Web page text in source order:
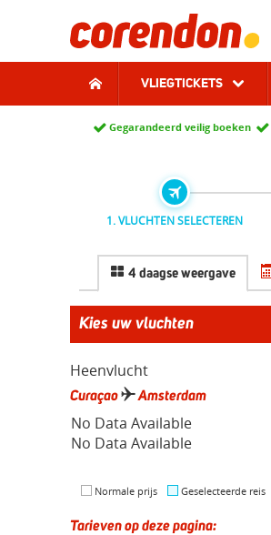
VLIEGTICKETS
Gegarandeerd veilig boeken
1. VLUCHTEN SELECTEREN
4 daagse weergave
Kies uw vluchten
Heenvlucht
Curaçao Amsterdam
No Data Available
No Data Available
Normale prijs Geselecteerde reis
Tarieven op deze pagina: